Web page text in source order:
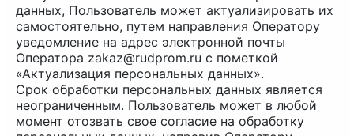
данных, Пользователь может актуализировать их
самостоятельно, путем направления Оператору
уведомление на адрес электронной почты
Оператора zakaz@rudprom.ru с пометкой
«Актуализация персональных данных».
Срок обработки персональных данных является
неограниченным. Пользователь может в любой
момент отозвать свое согласие на обработку